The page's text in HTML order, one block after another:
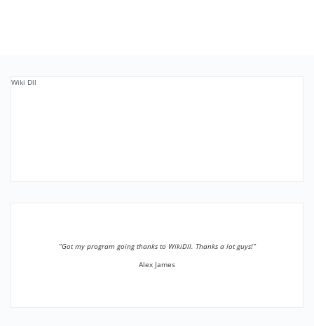
Wiki Dll
”Got my program going thanks to WikiDll. Thanks a lot guys!”
Alex James